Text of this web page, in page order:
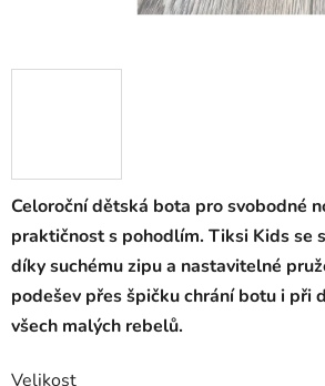
Celoroční dětská bota pro svobodné
praktičnost s pohodlím. Tiksi Kids se
díky suchému zipu a nastavitelné
podešev přes špičku chrání botu i při
všech malých rebelů.
Velikost